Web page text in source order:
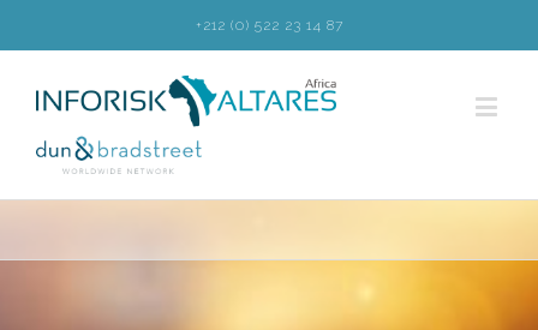
+212 (0) 522 23 14 87